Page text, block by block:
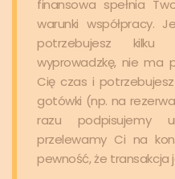
finansowa spełnia
warunki współpracy.
potrzebujesz
wyprowadzkę, nie ma
Cię czas i
gotówki (np. na
razu podpisujemy
przelewamy Ci na
pewność, że